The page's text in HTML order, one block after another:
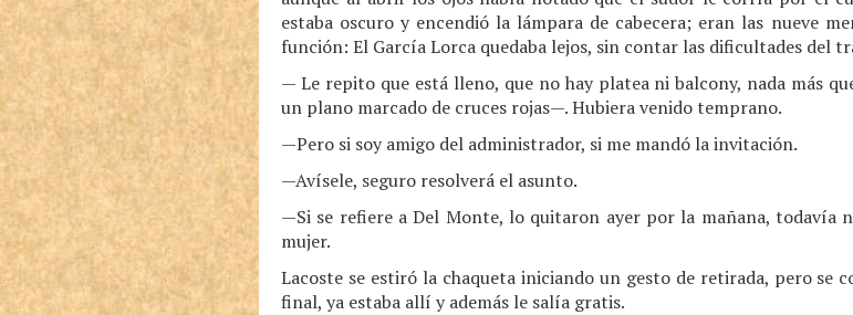
estaba oscuro y encendió la lámpara de cabecera; eran las nueve
función: El García Lorca quedaba lejos, sin contar las dificultades del
— Le repito que está lleno, que no hay platea ni balcony, nada más
un plano marcado de cruces rojas—. Hubiera venido temprano.
—Pero si soy amigo del administrador, si me mandó la invitación.
—Avísele, seguro resolverá el asunto.
—Si se refiere a Del Monte, lo quitaron ayer por la mañana, todavía
mujer.
Lacoste se estiró la chaqueta iniciando un gesto de retirada, pero se
final, ya estaba allí y además le salía gratis.